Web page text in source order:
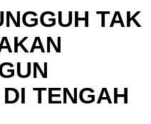
TAK
TENGAH